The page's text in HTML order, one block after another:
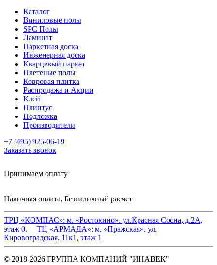
Каталог
Виниловые полы
SPC Полы
Ламинат
Паркетная доска
Инженерная доска
Кварцевый паркет
Плетеные полы
Ковровая плитка
Распродажа и Акции
Клей
Плинтус
Подложка
Производители
+7 (495) 925-06-19
Заказать звонок
Принимаем оплату
Наличная оплата, Безналичный расчет
ТРЦ «КОМПАС»: м. «Ростокино». ул.Красная Сосна, д.2А,
этаж 0. ТЦ «АРМАДА»: м. «Пражская». ул.
Кировоградская, 11к1, этаж 1
© 2018-2026 ГРУППА КОМПАНИЙ "ИНАВЕК"